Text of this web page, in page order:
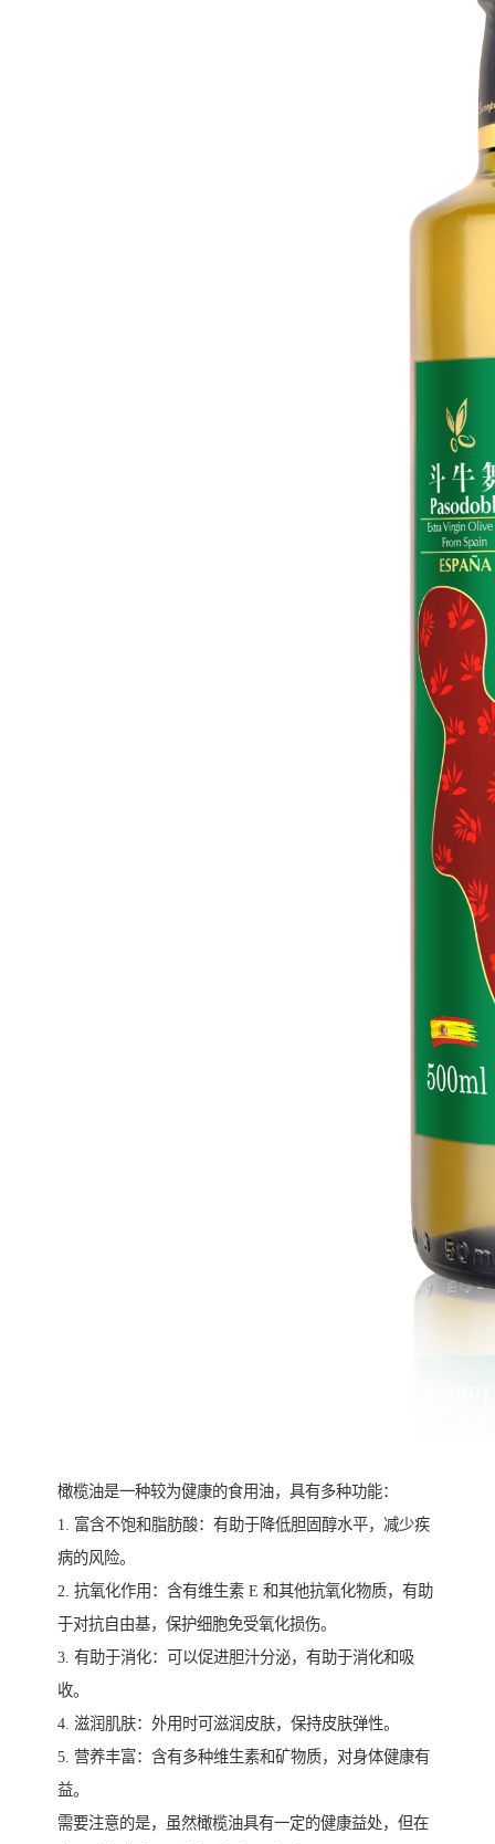
橄榄油是一种较为健康的食用油，具有多种功能：
1. 富含不饱和脂肪酸：有助于降低胆固醇水平，减少疾
病的风险。
2. 抗氧化作用：含有维生素 E 和其他抗氧化物质，有助
于对抗自由基，保护细胞免受氧化损伤。
3. 有助于消化：可以促进胆汁分泌，有助于消化和吸
收。
4. 滋润肌肤：外用时可滋润皮肤，保持皮肤弹性。
5. 营养丰富：含有多种维生素和矿物质，对身体健康有
益。
需要注意的是，虽然橄榄油具有一定的健康益处，但在